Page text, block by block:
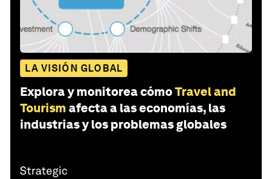
LA VISIÓN GLOBAL
Explora y monitorea cómoTravel and
Tourism afecta a las economías, las
industrias y los problemas globales